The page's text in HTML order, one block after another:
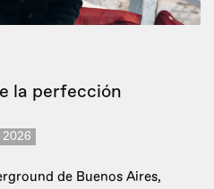
la perfección
de Buenos Aires,